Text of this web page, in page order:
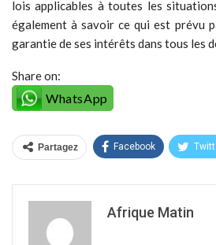
lois applicables à toutes les
également à savoir ce qui est prévu
garantie de ses intérêts dans tous les
Share on:
WhatsApp
Partagez Facebook
Afrique Matin